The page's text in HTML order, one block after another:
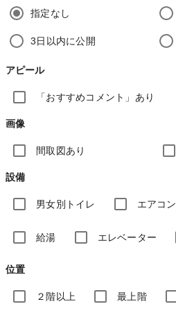
指定なし
3日以内に公開
アピール
「おすすめコメント」あり
画像
間取図あり
設備
男女別トイレ エアコン
給湯 エレベーター
位置
２階以上 最上階